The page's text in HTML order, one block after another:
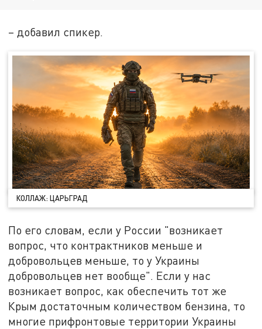
– добавил спикер.
КОЛЛАЖ: ЦАРЬГРАД
По его словам, если у России "возникает
вопрос, что контрактников меньше и
добровольцев меньше, то у Украины
добровольцев нет вообще". Если у нас
возникает вопрос, как обеспечить тот же
Крым достаточным количеством бензина, то
многие прифронтовые территории Украины